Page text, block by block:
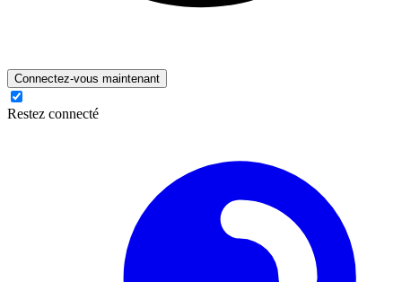
Connectez-vous maintenant
Restez connecté